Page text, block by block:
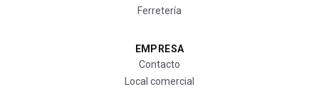
Ferretería
EMPRESA
Contacto
Local comercial